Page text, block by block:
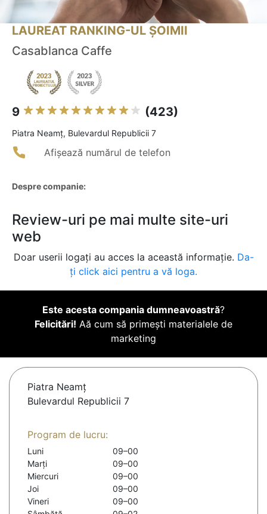
LAUREAT RANKING-UL ȘOIMII
Casablanca Caffe
9 (423)
Piatra Neamţ, Bulevardul Republicii 7
Afișează numărul de telefon
Despre companie:
Review-uri pe mai multe site-uri
web
Doar userii logați au acces la această informație. Da-
ți click aici pentru a vă loga.
Este acesta compania dumneavoastră?
Felicitări! Aă cum să primești materialele de
marketing
Piatra Neamţ
Bulevardul Republicii 7
Program de lucru:
Luni
09–00
Marți
09–00
Miercuri
09–00
Joi
09–00
Vineri
09–00